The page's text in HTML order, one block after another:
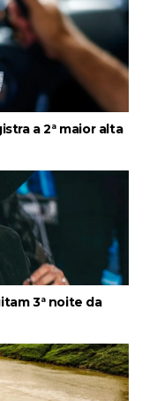
a 2ª maior alta
3ª noite da